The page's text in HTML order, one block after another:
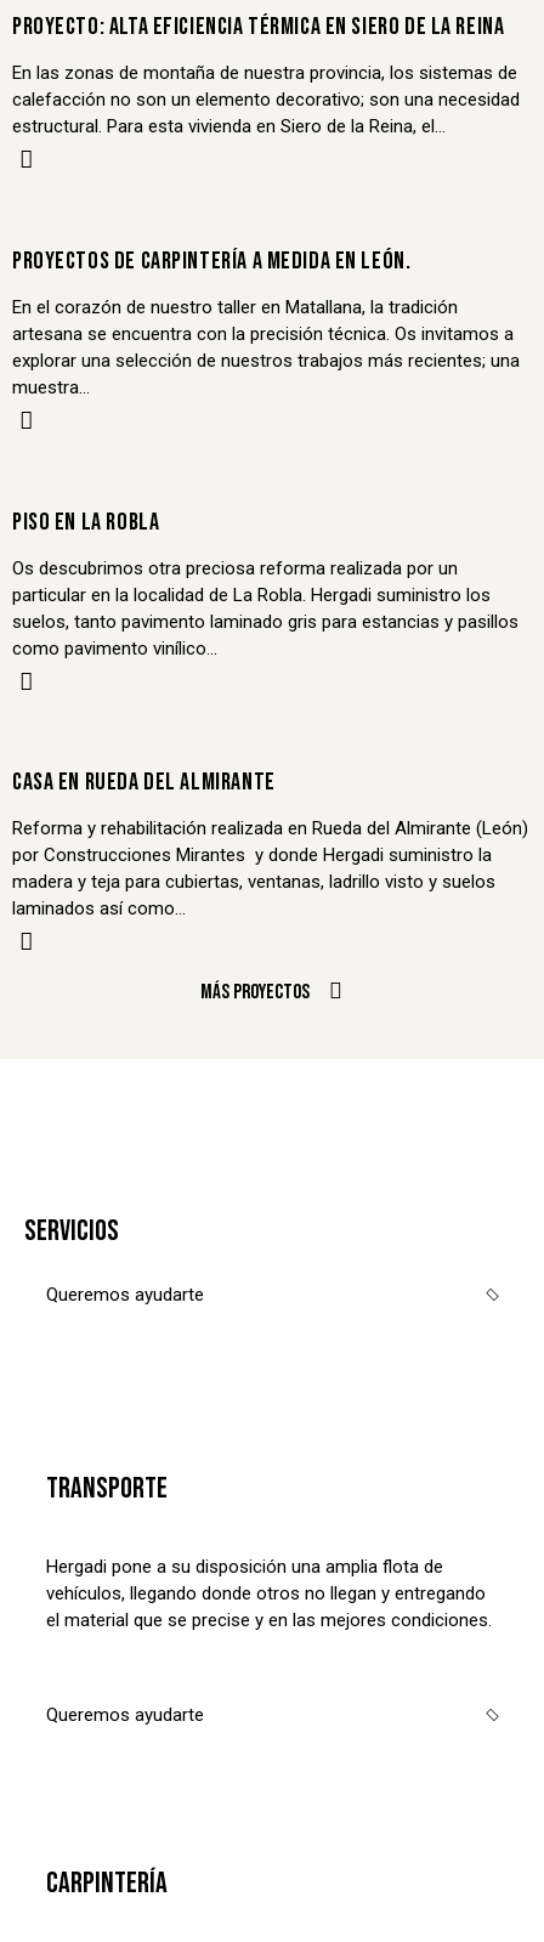
PROYECTO: ALTA EFICIENCIA TÉRMICA EN SIERO DE LA REINA
En las zonas de montaña de nuestra provincia, los sistemas de
calefacción no son un elemento decorativo; son una necesidad
estructural. Para esta vivienda en Siero de la Reina, el…
PROYECTOS DE CARPINTERÍA A MEDIDA EN LEÓN.
En el corazón de nuestro taller en Matallana, la tradición
artesana se encuentra con la precisión técnica. Os invitamos a
explorar una selección de nuestros trabajos más recientes; una
muestra…
PISO EN LA ROBLA
Os descubrimos otra preciosa reforma realizada por un
particular en la localidad de La Robla. Hergadi suministro los
suelos, tanto pavimento laminado gris para estancias y pasillos
como pavimento vinílico…
CASA EN RUEDA DEL ALMIRANTE
Reforma y rehabilitación realizada en Rueda del Almirante (León)
por Construcciones Mirantes y donde Hergadi suministro la
madera y teja para cubiertas, ventanas, ladrillo visto y suelos
laminados así como…
Más proyectos
SERVICIOS
Queremos ayudarte
TRANSPORTE
Hergadi pone a su disposición una amplia flota de
vehículos, llegando donde otros no llegan y entregando
el material que se precise y en las mejores condiciones.
Queremos ayudarte
CARPINTERÍA